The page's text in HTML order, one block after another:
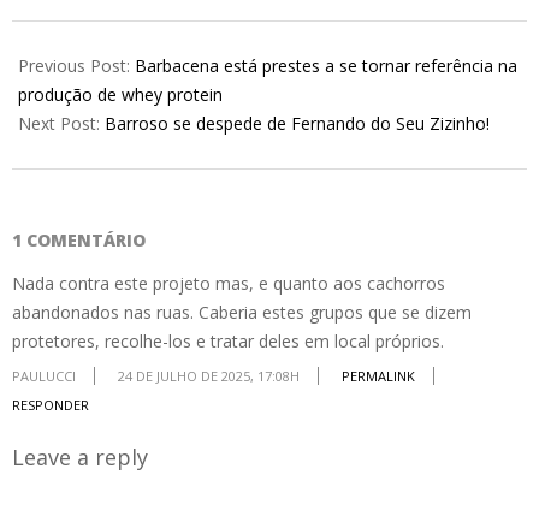
07-
24
Previous Post: Barbacena está prestes a se tornar referência na
produção de whey protein
Next Post: Barroso se despede de Fernando do Seu Zizinho!
1 COMENTÁRIO
Nada contra este projeto mas, e quanto aos cachorros
abandonados nas ruas. Caberia estes grupos que se dizem
protetores, recolhe-los e tratar deles em local próprios.
PAULUCCI 24 DE JULHO DE 2025, 17:08H
PERMALINK
RESPONDER
Leave a reply